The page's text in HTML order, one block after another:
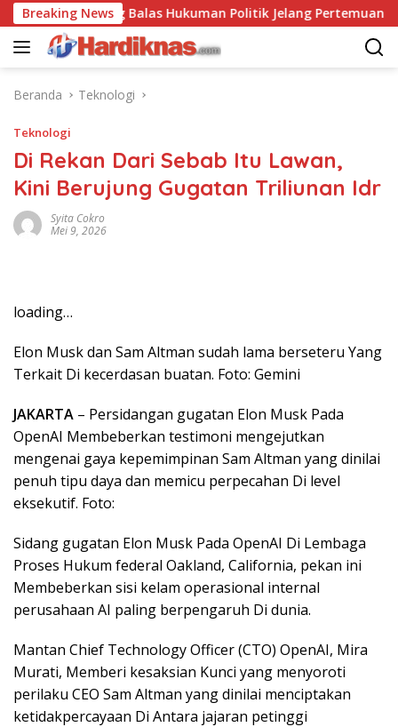
Langsung
ke
konten
Breaking News
China Saling Balas Hukuman Politik Jelang Pertemuan Trump
Beranda Teknologi
Teknologi
Di Rekan Dari Sebab Itu Lawan,
Kini Berujung Gugatan Triliunan Idr
Syita Cokro
Mei 9, 2026
loading…
Elon Musk dan Sam Altman sudah lama berseteru Yang
Terkait Di kecerdasan buatan. Foto: Gemini
JAKARTA – Persidangan gugatan Elon Musk Pada
OpenAI Membeberkan testimoni mengejutkan
mengenai gaya kepemimpinan Sam Altman yang dinilai
penuh tipu daya dan memicu perpecahan Di level
eksekutif. Foto:
Sidang gugatan Elon Musk Pada OpenAI Di Lembaga
Proses Hukum federal Oakland, California, pekan ini
Membeberkan sisi kelam operasional internal
perusahaan AI paling berpengaruh Di dunia.
Mantan Chief Technology Officer (CTO) OpenAI, Mira
Murati, Memberi kesaksian Kunci yang menyoroti
perilaku CEO Sam Altman yang dinilai menciptakan
ketidakpercayaan Di Antara jajaran petinggi